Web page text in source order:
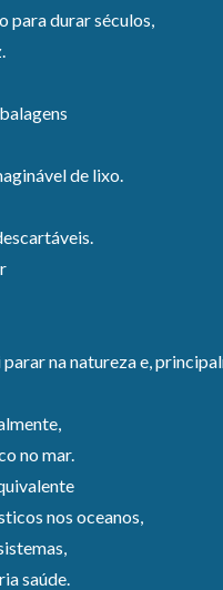
para durar séculos,
de lixo.
na natureza e,
no mar.
nos oceanos,
saúde.